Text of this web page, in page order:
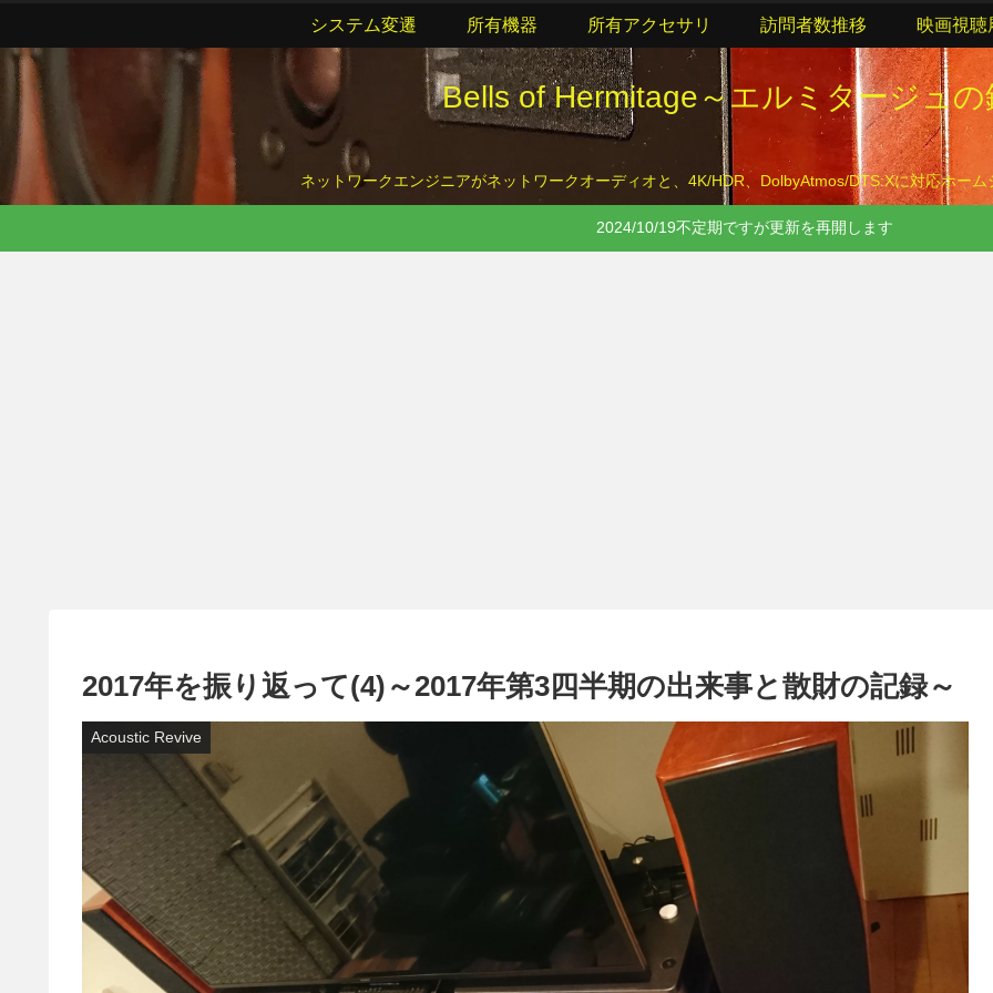
Bells of Hermitage～エルミタージュの
ネットワークエンジニアがネットワークオーディオと、4K/HDR、DolbyAtmos/DTS:Xに対応ホーム
システム変遷 所有機器 所有アクセサリ 訪問者数推移 映画視聴
2024/10/19不定期ですが更新を再開します
2017年を振り返って(4)～2017年第3四半期の出来事と散財の記録～
Acoustic Revive